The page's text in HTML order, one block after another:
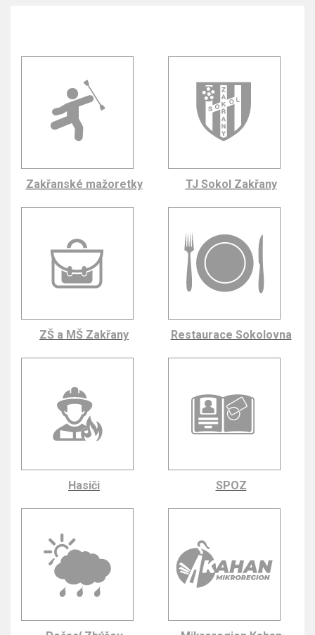
Zakřanské mažoretky TJ Sokol Zakřany
ZŠ a MŠ Zakřany Restaurace Sokolovna
Hasiči SPOZ